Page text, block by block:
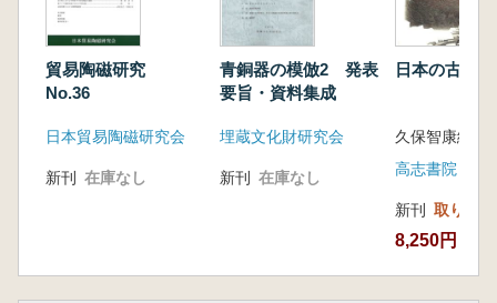
明日香(青山学院大学)
貿易陶磁研究
No.36
日本貿易陶磁研究会
新刊 在庫なし
青銅器の模倣2 発表
要旨・資料集成
埋蔵文化財研究会
新刊 在庫なし
日本の古代
久保智康編
高志書院
新刊 取り寄せ
8,250円